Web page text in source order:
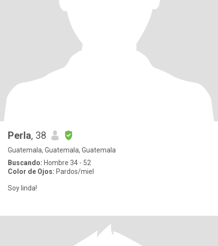
Perla, 38
Guatemala, Guatemala, Guatemala
Buscando: Hombre 34 - 52
Color de Ojos: Pardos/miel
Soy linda!